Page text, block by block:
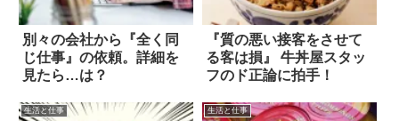
別々の会社から『全く同
じ仕事』の依頼。詳細を
見たら…は？
『質の悪い接客をさせて
る客は損』 牛丼屋スタッ
フのド正論に拍手！
生活と仕事 生活と仕事